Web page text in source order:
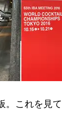
。これを見